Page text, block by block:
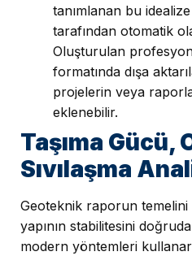
tanımlanan bu
tarafından otomatik
Oluşturulan
formatında dışa
projelerin veya
eklenebilir.
Taşıma Gücü,
Sıvılaşma
Geoteknik raporun
yapının stabilitesini
modern yöntemleri